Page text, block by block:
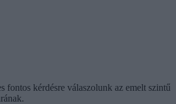
fontos kérdésre válaszolunk az emelt szintű